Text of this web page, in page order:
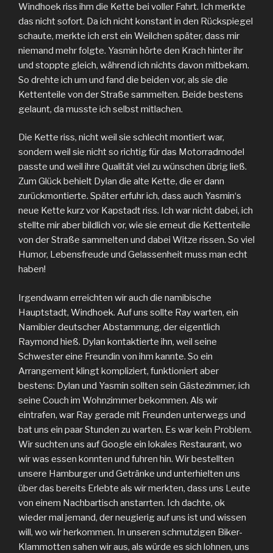
Windhoek riss ihm die Kette bei voller Fahrt. Ich merkte
das nicht sofort. Da ich nicht konstant in den Rückspiegel
schaute, merkte ich erst ein Weilchen später, dass mir
niemand mehr folgte. Yasmin hörte den Krach hinter ihr
und stoppte gleich, während ich nichts davon mitbekam.
So drehte ich um und fand die beiden vor, als sie die
Kettenteile von der Straße sammelten. Beide bestens
gelaunt, da musste ich selbst mitlachen.
Die Kette riss, nicht weil sie schlecht montiert war,
sondern weil sie nicht so richtig für das Motorradmodel
passte und weil ihre Qualität viel zu wünschen übrig ließ.
Zum Glück behielt Dylan die alte Kette, die er dann
zurückmontierte. Später erfuhr ich, dass auch Yasmin‘s
neue Kette kurz vor Kapstadt riss. Ich war nicht dabei, ich
stellte mir aber bildlich vor, wie sie erneut die Kettenteile
von der Straße sammelten und dabei Witze rissen. So viel
Humor, Lebensfreude und Gelassenheit muss man echt
haben!
Irgendwann erreichten wir auch die namibische
Hauptstadt, Windhoek. Auf uns sollte Ray warten, ein
Namibier deutscher Abstammung, der eigentlich
Raymond hieß. Dylan kontaktierte ihn, weil seine
Schwester eine Freundin von ihm kannte. So ein
Arrangement klingt kompliziert, funktioniert aber
bestens: Dylan und Yasmin sollten sein Gästezimmer, ich
seine Couch im Wohnzimmer bekommen. Als wir
eintrafen, war Ray gerade mit Freunden unterwegs und
bat uns ein paar Stunden zu warten. Es war kein Problem.
Wir suchten uns auf Google ein lokales Restaurant, wo
wir was essen konnten und fuhren hin. Wir bestellten
unsere Hamburger und Getränke und unterhielten uns
über das bereits Erlebte als wir merkten, dass uns Leute
von einem Nachbartisch anstarrten. Ich dachte, ok
wieder mal jemand, der neugierig auf uns ist und wissen
will, wo wir herkommen. In unseren schmutzigen Biker-
Klammotten sahen wir aus, als würde es sich lohnen, uns